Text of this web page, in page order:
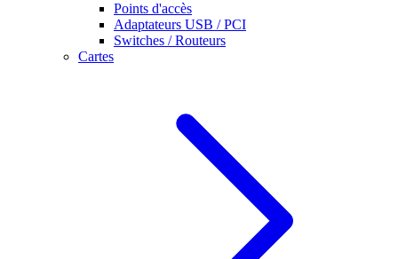
Points d'accès
Adaptateurs USB / PCI
Switches / Routeurs
Cartes